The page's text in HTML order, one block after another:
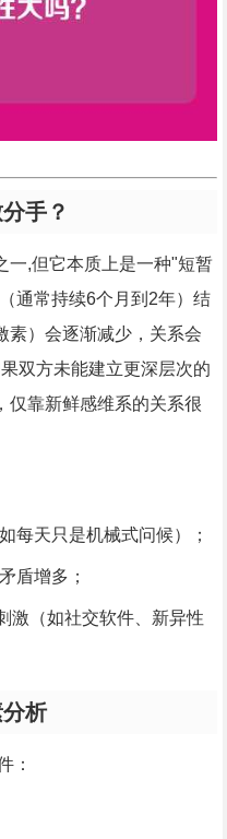
手？
一,但它本质上是一种"短暂
通常持续6个月到2年）结
素）会逐渐减少，关系会
双方未能建立更深层次的
仅靠新鲜感维系的关系很
每天只是机械式问候）；
盾增多；
激（如社交软件、新异性
析
：